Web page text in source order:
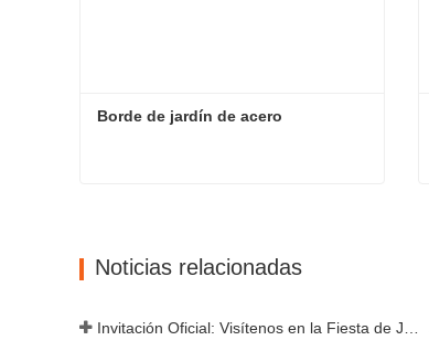
Borde de jardín de acero
Noticias relacionadas
Invitación Oficial: Visítenos en la Fiesta de Jardín al Estilo Británico GLEE 2026